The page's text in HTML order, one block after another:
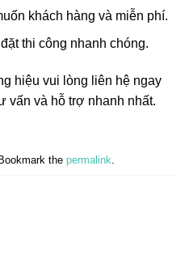
khách hàng và miễn phí.
thi công nhanh chóng.
hiệu vui lòng liên hệ ngay
vấn và hỗ trợ nhanh nhất.
the permalink.